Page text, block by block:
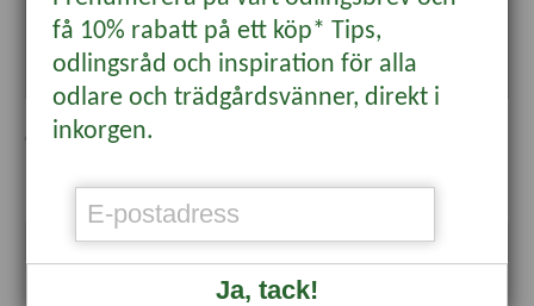
Planteringskant kvartsbåge
corten, 180x750 mm
375 kr
KÖP
565 kr
KÖP
få 10% rabatt på ett köp* Tips,
odlingsråd och inspiration för alla
odlare och trädgårdsvänner, direkt i
inkorgen.
Ja, tack!